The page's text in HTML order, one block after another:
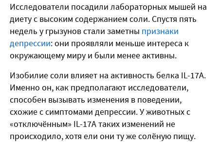
Исследователи посадили лабораторных мышей на
диету с высоким содержанием соли. Спустя пять
недель у грызунов стали заметны признаки
депрессии: они проявляли меньше интереса к
окружающему миру и были менее активны.
Изобилие соли влияет на активность белка IL-17A.
Именно он, как предполагают исследователи,
способен вызывать изменения в поведении,
схожие с симптомами депрессии. У животных с
«отключённым» IL-17A таких изменений не
происходило, хотя ели они ту же солёную пищу.